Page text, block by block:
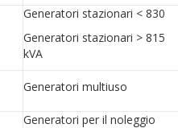
Generatori stazionari < 830
Generatori stazionari > 815
kVA
Generatori multiuso
Generatori per il noleggio